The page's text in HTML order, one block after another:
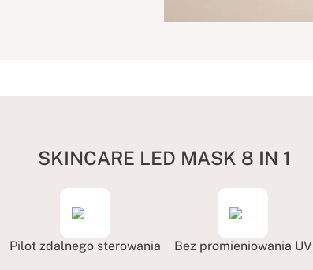
SKINCARE LED MASK 8 IN 1
Pilot zdalnego sterowania Bez promieniowania UV